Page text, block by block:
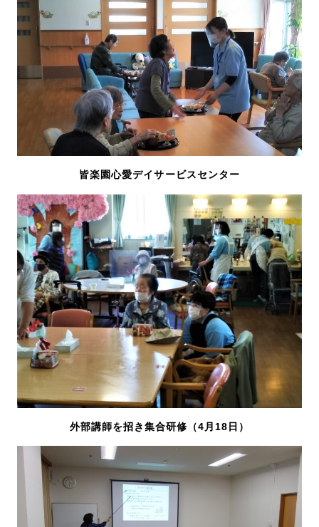
皆楽園心愛デイサービスセンター
外部講師を招き集合研修（4月18日）